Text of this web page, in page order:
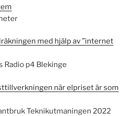
med hjälp av ”internet
Radio p4 Blekinge
när elpriset är som
Teknikutmaningen 2022